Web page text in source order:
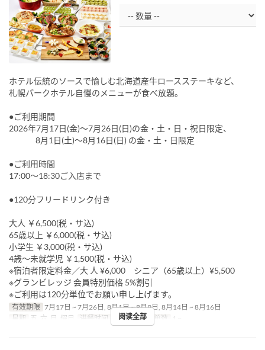
ホテル伝統のソースで愉しむ北海道産牛ロースステーキなど、
札幌パークホテル自慢のメニューが食べ放題。
●ご利用期間
2026年7月17日(金)～7月26日(日)の金・土・日・祝日限定、
8月1日(土)～8月16日(日) の金・土・日限定
●ご利用時間
17:00～18:30ご入店まで
●120分フリードリンク付き
大人 ￥6,500(税・サ込)
65歳以上 ￥6,000(税・サ込)
小学生 ￥3,000(税・サ込)
4歳～未就学児 ￥1,500(税・サ込)
※宿泊者限定料金／大 人 ¥6,000 シニア（65歳以上）¥5,500
※グランビレッジ 会員特別価格 5%割引
※ご利用は120分単位でお願い申し上げます。
有效期限 7月17日 ~ 7月26日, 8月1日 ~ 8月9日, 8月14日 ~ 8月16日
星期
五, 六, 日, 假日 进餐时间 晚餐 最大下单数 1 ~
阅读全部